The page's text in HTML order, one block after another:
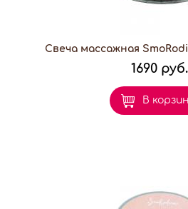
Свеча массажная
1690 руб.
В